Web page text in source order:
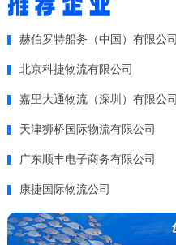
赫伯罗特船务（中国）有限公司
北京科捷物流有限公司
嘉里大通物流（深圳）有限公司
天津狮桥国际物流有限公司
广东顺丰电子商务有限公司
康捷国际物流公司